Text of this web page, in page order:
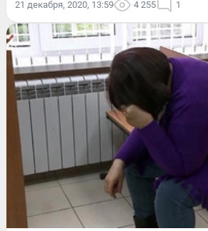
21 декабря, 2020, 13:59 4 255 1